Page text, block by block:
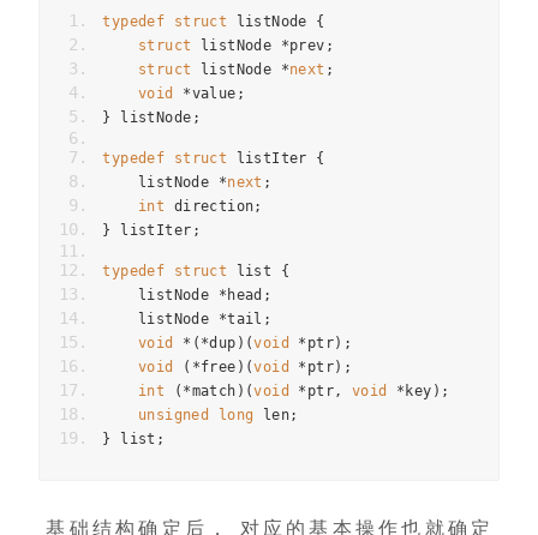
typedef struct listNode {
struct
listNode *prev ;
struct
listNode *next ;
void
*value ;
}
listNode ;
typedef struct listIter {
    listNode
*next ;
int direction;
}
listIter ;
typedef struct list
{
    listNode
* head ;
    listNode
*tail ;
void
*(*dup )(void * ptr);
void
(*free )(void * ptr);
int
(*match )(void * ptr, void * key );
unsigned
long len;
}
list ;
基础结构确定后， 对应的基本操作也就确定